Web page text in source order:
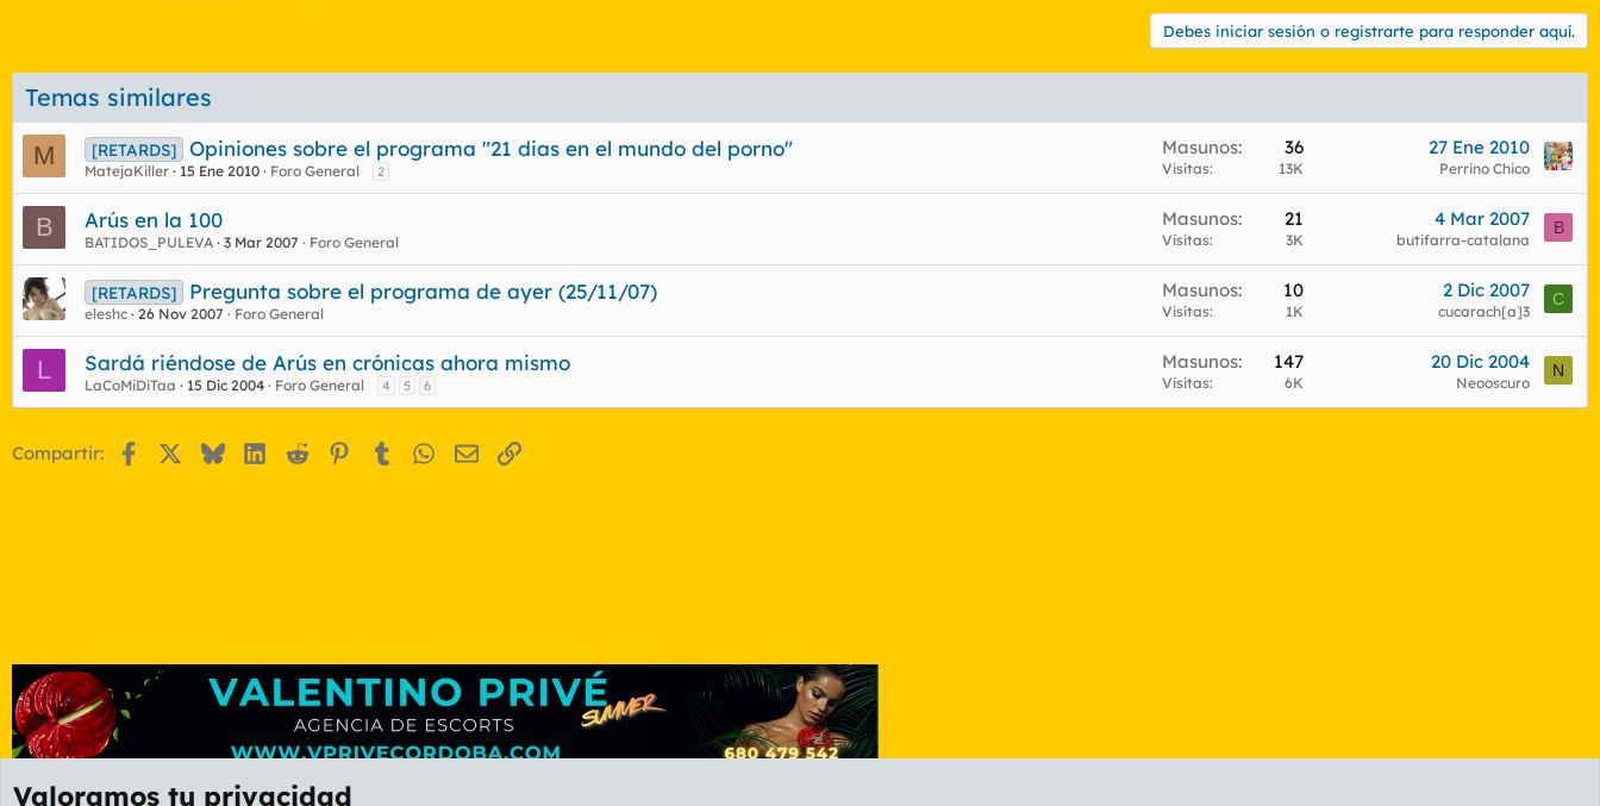
Debes iniciar sesión o registrarte para responder aquí.
Temas similares
M
[RETARDS] Opiniones sobre el programa "21 dias en el mundo del porno"
MatejaKiller 15 Ene 2010 Foro General 2
Masunos 36
Visitas 13K
27 Ene 2010
Perrino Chico
B Arús en la 100
BATIDOS_PULEVA 3 Mar 2007 Foro General
Masunos 21
Visitas 3K
4 Mar 2007
butifarra-catalana
B
[RETARDS] Pregunta sobre el programa de ayer (25/11/07)
eleshc 26 Nov 2007 Foro General
Masunos 10
Visitas 1K
2 Dic 2007
cucarach[a]3
C
L Sardá riéndose de Arús en crónicas ahora mismo
LaCoMiDiTaa 15 Dic 2004 Foro General 4 5 6
Masunos 147
Visitas 6K
20 Dic 2004
Neooscuro
N
Compartir: FacebookBlueskyLinkedIn
Reddit Pinterest
Tumblr WhatsApp
EmailEnlace
Valoramos tu privacidad